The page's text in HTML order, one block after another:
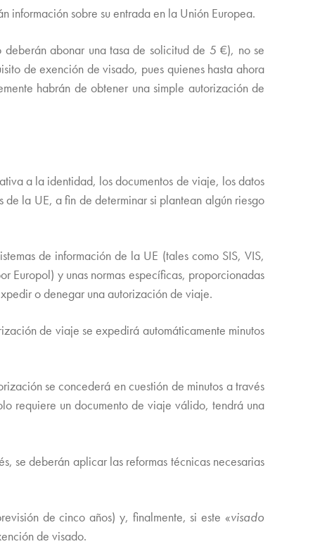
información sobre su entrada en la Unión Europea.
deberán abonar una tasa de solicitud de 5 €), no se
de exención de visado, pues quienes hasta ahora
habrán de obtener una simple autorización de
a la identidad, los documentos de viaje, los datos
la UE, a fin de determinar si plantean algún riesgo
de información de la UE (tales como SIS, VIS,
Europol) y unas normas específicas, proporcionadas
o denegar una autorización de viaje.
de viaje se expedirá automáticamente minutos
se concederá en cuestión de minutos a través
requiere un documento de viaje válido, tendrá una
se deberán aplicar las reformas técnicas necesarias
de cinco años) y, finalmente, si este «visado
de visado.